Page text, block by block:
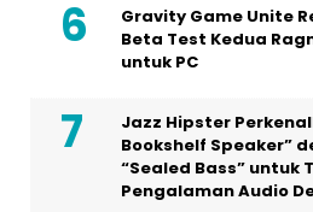
Gravity Game Unite
Beta Test Kedua
untuk PC
Jazz Hipster
Bookshelf Speaker”
“Sealed Bass” untuk
Pengalaman Audio